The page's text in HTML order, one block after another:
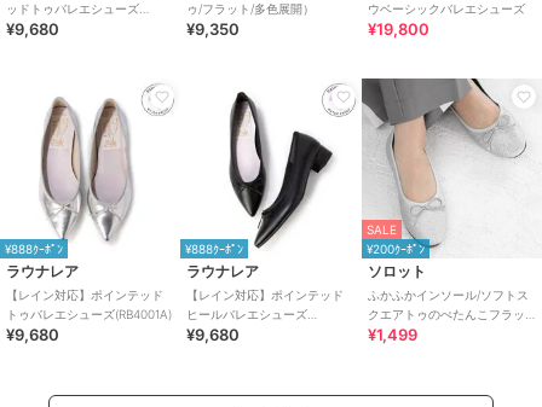
ッドトゥバレエシューズ
(B9601A)
¥9,680
ゥ/フラット/多色展開）
¥9,350
ウベーシックバレエシューズ
¥19,800
¥888ｸｰﾎﾟﾝ
ラウナレア
【レイン対応】ポインテッド
トゥバレエシューズ(RB4001A)
¥9,680
¥888ｸｰﾎﾟﾝ
ラウナレア
【レイン対応】ポインテッド
ヒールバレエシューズ
(RB9001A)
¥9,680
SALE
¥200ｸｰﾎﾟﾝ
ソロット
ふかふかインソール/ソフトス
クエアトゥのぺたんこフラッ
トバレエシューズ
¥1,499